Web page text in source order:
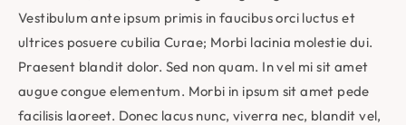
Vestibulum ante ipsum primis in faucibus orci luctus et
ultrices posuere cubilia Curae; Morbi lacinia molestie dui.
Praesent blandit dolor. Sed non quam. In vel mi sit amet
augue congue elementum. Morbi in ipsum sit amet pede
facilisis laoreet. Donec lacus nunc, viverra nec, blandit vel,